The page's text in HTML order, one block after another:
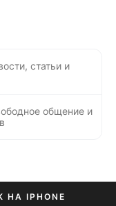
статьи и
общение и
НА IPHONE